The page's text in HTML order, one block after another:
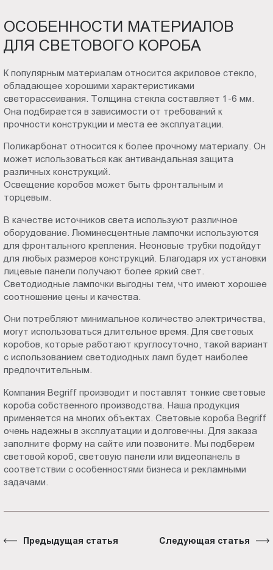
ОСОБЕННОСТИ МАТЕРИАЛОВ
ДЛЯ СВЕТОВОГО КОРОБА
К популярным материалам относится акриловое стекло,
обладающее хорошими характеристиками
светорассеивания. Толщина стекла составляет 1-6 мм.
Она подбирается в зависимости от требований к
прочности конструкции и места ее эксплуатации.
Поликарбонат относится к более прочному материалу. Он
может использоваться как антивандальная защита
различных конструкций.
Освещение коробов может быть фронтальным и
торцевым.
В качестве источников света используют различное
оборудование. Люминесцентные лампочки используются
для фронтального крепления. Неоновые трубки подойдут
для любых размеров конструкций. Благодаря их установки
лицевые панели получают более яркий свет.
Светодиодные лампочки выгодны тем, что имеют хорошее
соотношение цены и качества.
Они потребляют минимальное количество электричества,
могут использоваться длительное время. Для световых
коробов, которые работают круглосуточно, такой вариант
с использованием светодиодных ламп будет наиболее
предпочтительным.
Компания Begriff производит и поставлят тонкие световые
короба собственного производства. Наша продукция
применяется на многих объектах. Световые короба Begriff
очень надежны в эксплуатации и долговечны. Для заказа
заполните форму на сайте или позвоните. Мы подберем
световой короб, световую панели или видеопанель в
соответствии с особенностями бизнеса и рекламными
задачами.
Предыдущая статья Следующая статья